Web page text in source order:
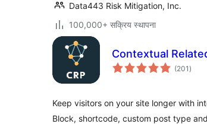
Data443 Risk Mitigation, Inc.
100,000+ सक्रिय स्थापना
Contextual
(201 कुल
)
Keep visitors on your site longer with
Block, shortcode, custom post type